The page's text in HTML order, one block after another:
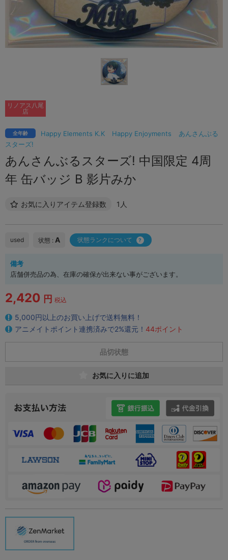
Happy Elements K.K Happy Enjoyments
あんさんぶる
スターズ!
全年齢
あんさんぶるスターズ! 中国限定 4周
年 缶バッジ B 影片みか
お気に入りアイテム登録数 1人
リノアス八尾
店
used 状態 : A 状態ランクについて
備考
店舗併売品の為、在庫の確保が出来ない事がございます。
2,420 円 税込
5,000円以上のお買い上げで送料無料！
アニメイトポイント連携済みで2%還元！ 44ポイント
品切状態
お気に入りに追加